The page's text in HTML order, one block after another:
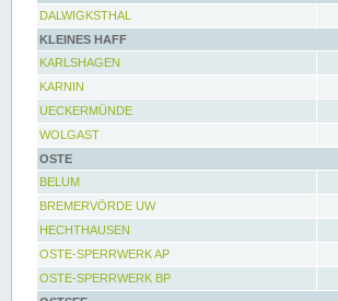
DALWIGKSTHAL
KLEINES HAFF
KARLSHAGEN
KARNIN
UECKERMÜNDE
WOLGAST
OSTE
BELUM
BREMERVÖRDE UW
HECHTHAUSEN
OSTE-SPERRWERK AP
OSTE-SPERRWERK BP